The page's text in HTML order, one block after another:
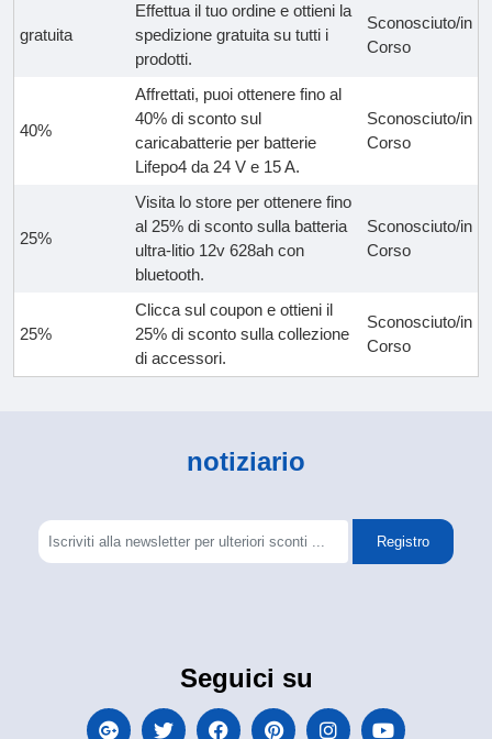
gratuita
Effettua il tuo ordine e ottieni la
spedizione gratuita su tutti i
prodotti.
Sconosciuto/in
Corso
40%
Affrettati, puoi ottenere fino al
40% di sconto sul
caricabatterie per batterie
Lifepo4 da 24 V e 15 A.
Sconosciuto/in
Corso
25%
Visita lo store per ottenere fino
al 25% di sconto sulla batteria
ultra-litio 12v 628ah con
bluetooth.
Sconosciuto/in
Corso
25%
Clicca sul coupon e ottieni il
25% di sconto sulla collezione
di accessori.
Sconosciuto/in
Corso
notiziario
Registro
Seguici su